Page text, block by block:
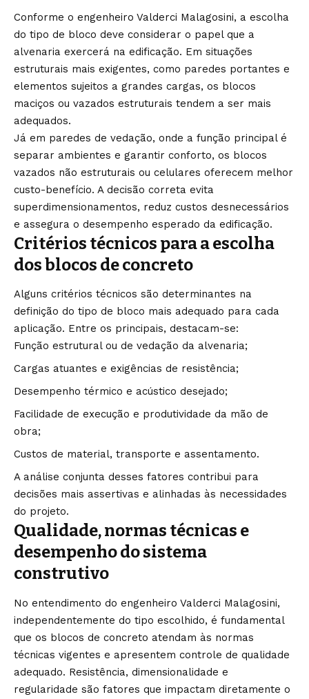
Conforme o engenheiro Valderci Malagosini, a escolha
do tipo de bloco deve considerar o papel que a
alvenaria exercerá na edificação. Em situações
estruturais mais exigentes, como paredes portantes e
elementos sujeitos a grandes cargas, os blocos
maciços ou vazados estruturais tendem a ser mais
adequados.
Já em paredes de vedação, onde a função principal é
separar ambientes e garantir conforto, os blocos
vazados não estruturais ou celulares oferecem melhor
custo-benefício. A decisão correta evita
superdimensionamentos, reduz custos desnecessários
e assegura o desempenho esperado da edificação.
Critérios técnicos para a escolha
dos blocos de concreto
Alguns critérios técnicos são determinantes na
definição do tipo de bloco mais adequado para cada
aplicação. Entre os principais, destacam-se:
Função estrutural ou de vedação da alvenaria;
Cargas atuantes e exigências de resistência;
Desempenho térmico e acústico desejado;
Facilidade de execução e produtividade da mão de
obra;
Custos de material, transporte e assentamento.
A análise conjunta desses fatores contribui para
decisões mais assertivas e alinhadas às necessidades
do projeto.
Qualidade, normas técnicas e
desempenho do sistema
construtivo
No entendimento do engenheiro Valderci Malagosini,
independentemente do tipo escolhido, é fundamental
que os blocos de concreto atendam às normas
técnicas vigentes e apresentem controle de qualidade
adequado. Resistência, dimensionalidade e
regularidade são fatores que impactam diretamente o